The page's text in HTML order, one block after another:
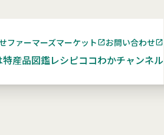
ファーマーズマーケット お問い合わせ
特産品図鑑レシピココわかチャンネル